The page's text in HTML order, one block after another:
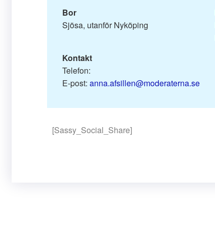
Bor
Kontakt
Telefon:
E-post: anna.afsillen@moderaterna.se
[Sassy_Social_Share]